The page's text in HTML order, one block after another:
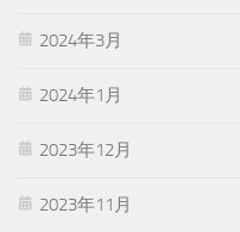
2024年3月
2024年1月
2023年12月
2023年11月